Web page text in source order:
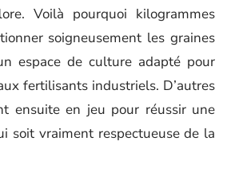
Voilà pourquoi kilogrammes
soigneusement les graines
espace de culture adapté pour
fertilisants industriels. D’autres
ensuite en jeu pour réussir une
soit vraiment respectueuse de la